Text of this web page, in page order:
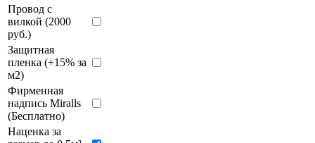
Провод с
вилкой (2000
руб.)
Защитная
пленка (+15% за
м2)
Фирменная
надпись Miralls
(Бесплатно)
Наценка за